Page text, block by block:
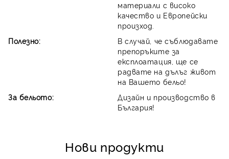
материали с високо
качество и Европейски
произход.
Полезно:
В случай, че съблюдавате
препоръките за
експлоатация, ще се
радвате на дълъг живот
на Вашето бельо!
За бельото:
Дизайн и производство в
България!
Нови продукти